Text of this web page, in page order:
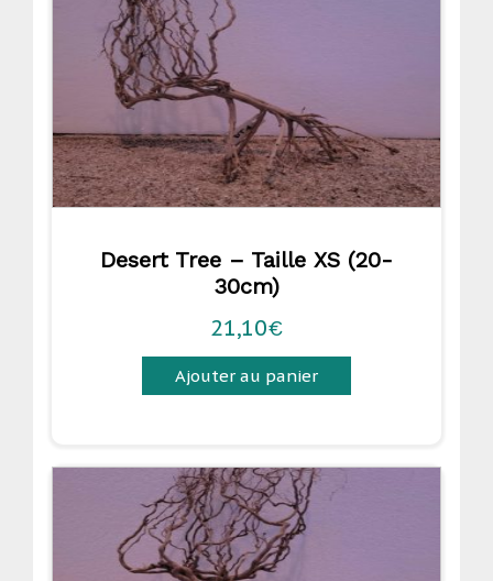
Desert Tree – Taille XS (20-
30cm)
21,10€
Ajouter au panier